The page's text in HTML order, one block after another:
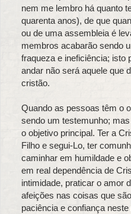
nem me lembro há quanto
quarenta anos), de que
ou de uma assembleia é
membros acabarão sendo
fraqueza e ineficiência; isto
andar não será aquele que
cristão.
Quando as pessoas têm o
sendo um testemunho;
o objetivo principal. Ter a
Filho e segui-Lo, ter
caminhar em humildade e
em real dependência de
intimidade, praticar o amor
afeições nas coisas que
paciência e confiança